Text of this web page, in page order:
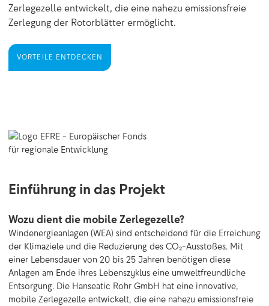
Zerlegezelle entwickelt, die eine nahezu emissionsfreie
Zerlegung der Rotorblätter ermöglicht.
VORTEILE ENTDECKEN
Einführung in das Projekt
Wozu dient die mobile Zerlegezelle?
Windenergieanlagen (WEA) sind entscheidend für die Erreichung
der Klimaziele und die Reduzierung des CO₂-Ausstoßes. Mit
einer Lebensdauer von 20 bis 25 Jahren benötigen diese
Anlagen am Ende ihres Lebenszyklus eine umweltfreundliche
Entsorgung. Die Hanseatic Rohr GmbH hat eine innovative,
mobile Zerlegezelle entwickelt, die eine nahezu emissionsfreie